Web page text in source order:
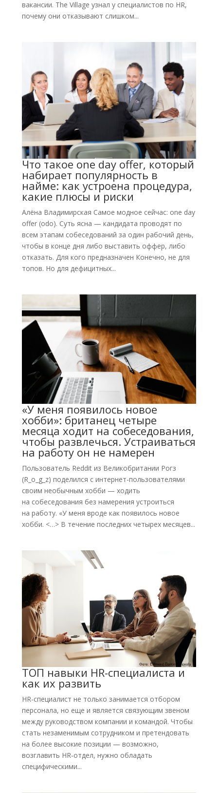
вакансии. The Village узнал у специалистов по HR,
почему они отказывают слишком...
Что такое one day offer, который
набирает популярность в
найме: как устроена процедура,
какие плюсы и риски
Алёна Владимирская Самое модное сейчас: one day
offer (odo). Суть ясна — кандидата проводят по
всем этапам собеседований за один рабочий день,
чтобы в конце дня либо выставить оффер, либо
отказать. Для кого предназначен Конечно, не для
топов. Но для дефицитных...
«У меня появилось новое
хобби»: британец четыре
месяца ходит на собеседования,
чтобы развлечься. Устраиваться
на работу он не намерен
Пользователь Reddit из Великобритании Рогз
(R_o_g_z) поделился с интернет-пользователями
своим необычным хобби — ходить
на собеседования без намерения устроиться
на работу. «У меня вроде как появилось новое
хобби. <…> В течение последних четырех месяцев...
ТОП навыки HR-специалиста и
как их развить
HR-специалист не только занимается отбором
персонала, но еще и является связующим звеном
между руководством компании и командой. Чтобы
стать незаменимым сотрудником и претендовать
на более высокие позиции — возможно,
возглавить HR-отдел, нужно обладать
специфическими...